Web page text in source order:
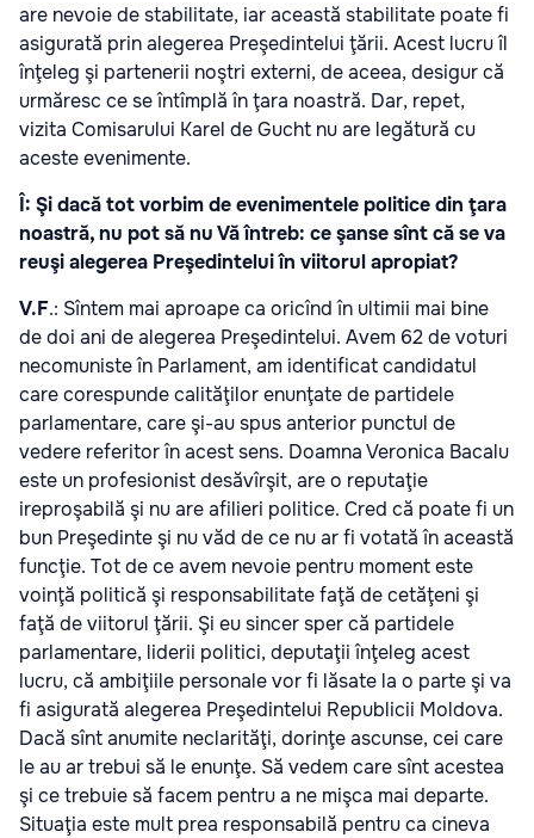
are nevoie de stabilitate, iar această stabilitate poate fi
asigurată prin alegerea Preşedintelui ţării. Acest lucru îl
înţeleg şi partenerii noştri externi, de aceea, desigur că
urmăresc ce se întîmplă în ţara noastră. Dar, repet,
vizita Comisarului Karel de Gucht nu are legătură cu
aceste evenimente.
Î: Şi dacă tot vorbim de evenimentele politice din ţara
noastră, nu pot să nu Vă întreb: ce şanse sînt că se va
reuşi alegerea Preşedintelui în viitorul apropiat?
V.F.: Sîntem mai aproape ca oricînd în ultimii mai bine
de doi ani de alegerea Preşedintelui. Avem 62 de voturi
necomuniste în Parlament, am identificat candidatul
care corespunde calităţilor enunţate de partidele
parlamentare, care şi-au spus anterior punctul de
vedere referitor în acest sens. Doamna Veronica Bacalu
este un profesionist desăvîrşit, are o reputaţie
ireproşabilă şi nu are afilieri politice. Cred că poate fi un
bun Preşedinte şi nu văd de ce nu ar fi votată în această
funcţie. Tot de ce avem nevoie pentru moment este
voinţă politică şi responsabilitate faţă de cetăţeni şi
faţă de viitorul ţării. Şi eu sincer sper că partidele
parlamentare, liderii politici, deputaţii înţeleg acest
lucru, că ambiţiile personale vor fi lăsate la o parte şi va
fi asigurată alegerea Preşedintelui Republicii Moldova.
Dacă sînt anumite neclarităţi, dorinţe ascunse, cei care
le au ar trebui să le enunţe. Să vedem care sînt acestea
şi ce trebuie să facem pentru a ne mişca mai departe.
Situaţia este mult prea responsabilă pentru ca cineva